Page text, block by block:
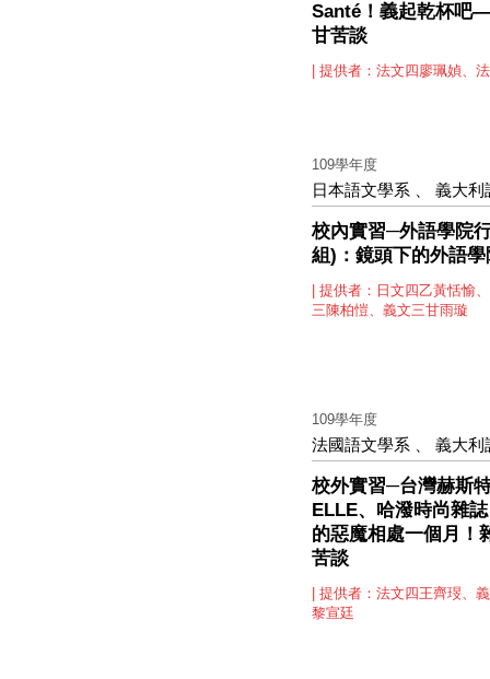
Santé！義起乾杯吧
甘苦談
| 提供者：法文四廖珮媜、
109學年度
日本語文學系 、 義大利
校內實習─外語學院
組)：鏡頭下的外語學
| 提供者：日文四乙黃恬愉
三陳柏愷、義文三甘雨璇
109學年度
法國語文學系 、 義大利
校外實習─台灣赫斯
ELLE、哈潑時尚雜
的惡魔相處一個月！
苦談
| 提供者：法文四王齊琝、
黎宣廷